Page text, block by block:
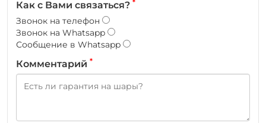
Как с Вами связаться? *
Звонок на телефон
Звонок на Whatsapp
Сообщение в Whatsapp
Комментарий *